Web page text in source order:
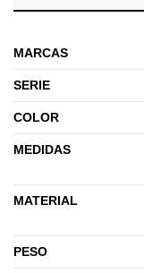
MARCAS
SERIE
COLOR
MEDIDAS
MATERIAL
PESO